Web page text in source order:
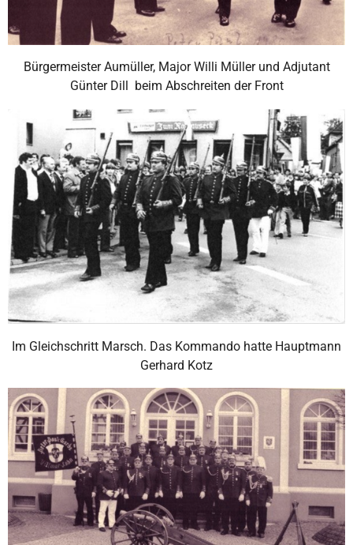
Bürgermeister Aumüller, Major Willi Müller und Adjutant
Günter Dill beim Abschreiten der Front
Im Gleichschritt Marsch. Das Kommando hatte Hauptmann
Gerhard Kotz